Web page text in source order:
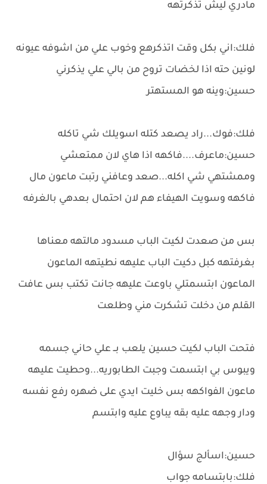
مادري ليش تذكرتهه
فلك:اني بكل وقت اتذكرهع وخوب علي من اشوفه عيونه
لونين حته اذا لخضات تروح من بالي علي يذكرني
حسين:وينه هو المستهتر
فلك:فوك...راد يصعد كتله اسويلك شي تاكله
حسين:ماعرف....فاكهه اذا هاي لان ممتعشي
وممشتهي شي اكله...صعد وعافني رتبت ماعون مال
فاكهه وسويت الهيفاء هم لان احتمال بعدهي بالغرفه
بس من صعدت لكيت الباب مسدود مالتهه معناها
بغرفتهه كبل دكيت الباب عليهه نطيتهه الماعون
الماعون ابتسمتلي باوعت عليهه جانت تكتب بس عافت
القلم من دخلت تشكرت مني وطلعت
فتحت الباب لكيت حسين يلعب بــ علي حاني جسمه
ويبوس بي ابتسمت وجبت الطابوريه...وحطيت عليهه
ماعون الفواكهه بس خليت ايدي على ضهره رفع نفسه
ودار وجهه عليه بقه يباوع عليه وابتسم
حسين:اسألج سؤال
فلك:بابتسامه جواب